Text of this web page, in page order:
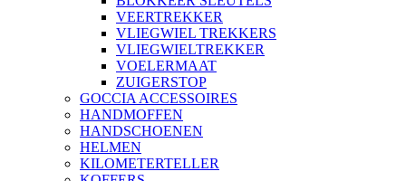
VEERTREKKER
VLIEGWIEL TREKKERS
VLIEGWIELTREKKER
VOELERMAAT
ZUIGERSTOP
GOCCIA ACCESSOIRES
HANDMOFFEN
HANDSCHOENEN
HELMEN
KILOMETERTELLER